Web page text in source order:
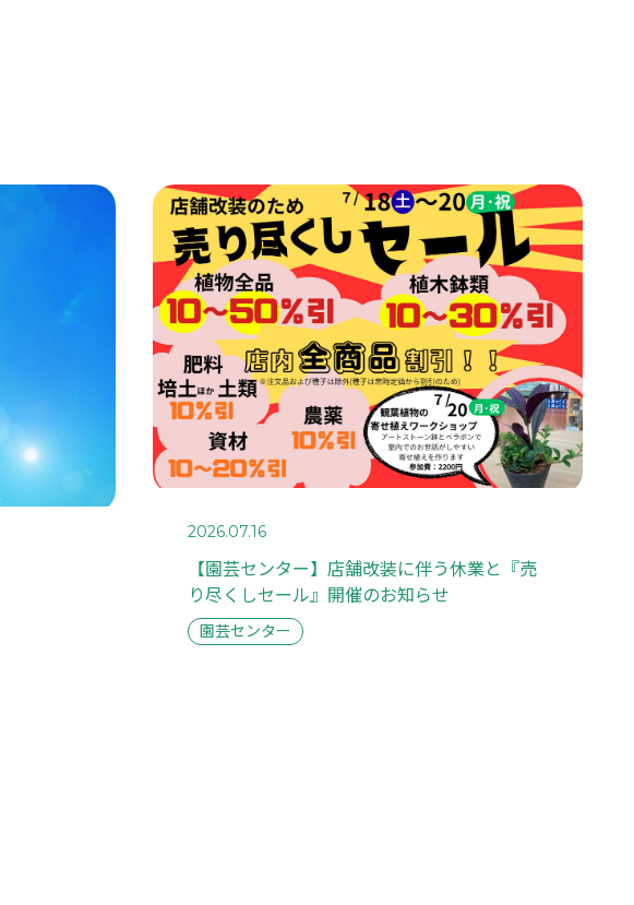
PRIVACY POLICY
2026.07.16
【園芸センター】店舗改装に伴う休業と『売
り尽くしセール』開催のお知らせ
園芸センター